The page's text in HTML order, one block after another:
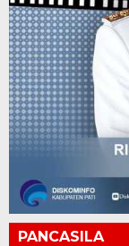
PANCASILA